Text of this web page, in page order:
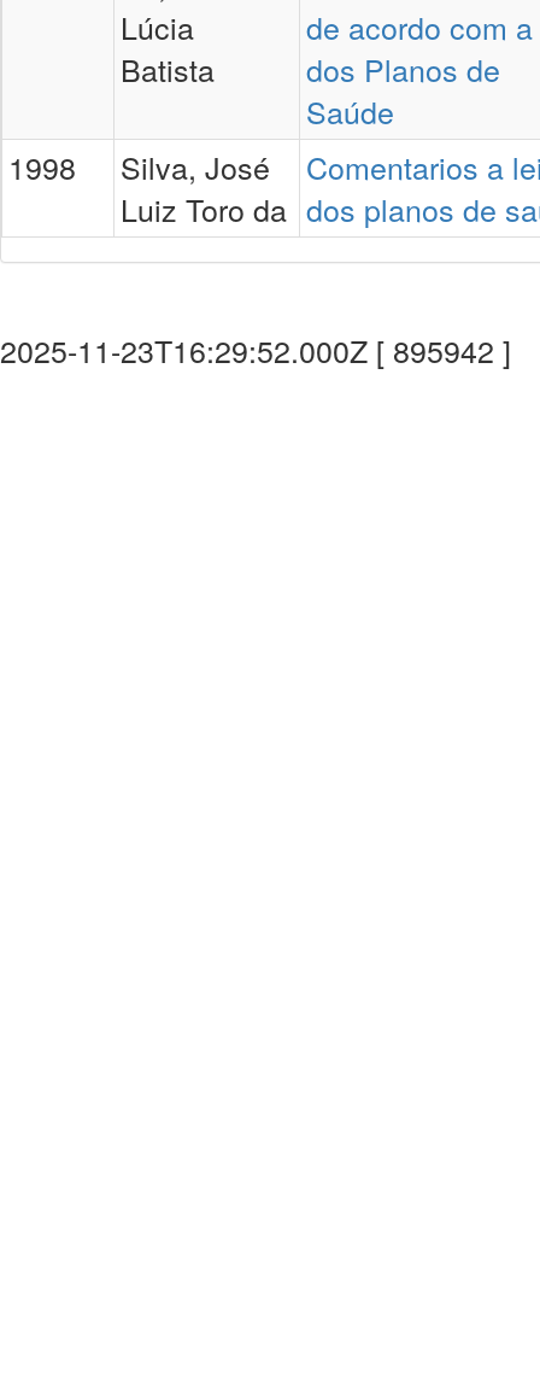
Lúcia
Batista
de acordo com
dos Planos de
Saúde
1998
Silva, José
Luiz Toro da
Comentarios a
dos planos de
2025-11-23T16:29:52.000Z [ 895942 ]